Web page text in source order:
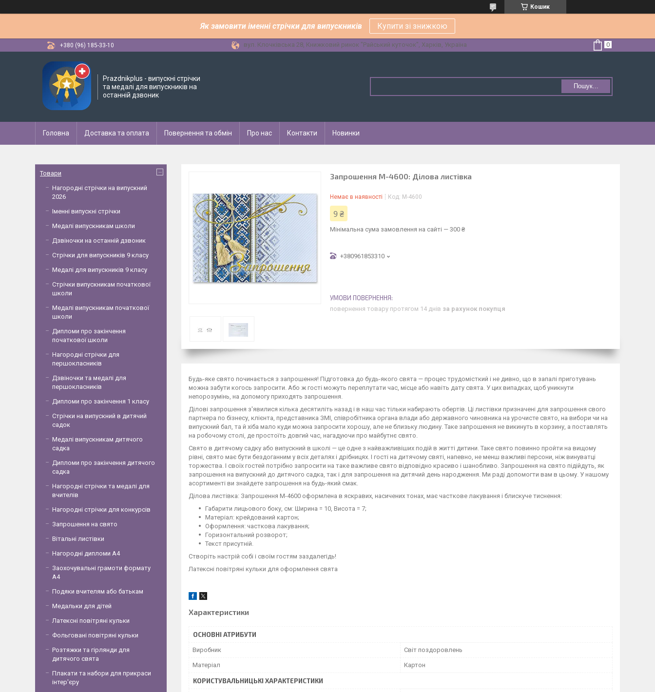
Кошик
Як замовити іменні стрічки для випускників Купити зі знижкою
+380 (96) 185-33-10 вул. Клочківська 28, Книжковий ринок "Райський куточок", Харків, Україна
Рrazdnikplus - випускні стрічки
та медалі для випускників на
останній дзвоник
Пошук...
Головна Доставка та оплата Повернення та обмін Про нас Контакти Новинки
Запрошення M-4600: Ділова листівка
Немає в наявності Код: M-4600
9 ₴
Мінімальна сума замовлення на сайті — 300 ₴
+380961853310
повернення товару протягом 14 днів за рахунок покупця
Будь-яке свято починається з запрошення! Підготовка до будь-якого свята — процес трудомісткий і не дивно, що в запалі приготувань
можна забути когось запросити. Або ж гості можуть переплутати час, місце або навіть дату свята. У цих випадках, щоб уникнути
непорозумінь, на допомогу приходять запрошення.
Ділові запрошення з'явилися кілька десятиліть назад і в наш час тільки набирають обертів. Ці листівки призначені для запрошення свого
партнера по бізнесу, клієнта, представника ЗМІ, співробітника органа влади або державного чиновника на урочисте свято, на вибори чи на
випускний бал, та й хіба мало куди можна запросити хорошу, але не близьку людину. Таке запрошення не викинуть в корзину, а поставлять
на робочому столі, де простоїть довгий час, нагадуючи про майбутнє свято.
Свято в дитячому садку або випускний в школі — це одне з найважливіших подій в житті дитини. Таке свято повинно пройти на вищому
рівні, свято має бути бездоганним у всіх деталях і дрібницях. І гості на дитячому святі, напевно, не менш важливі персони, ніж винуватці
торжества. І своїх гостей потрібно запросити на таке важливе свято відповідно красиво і шанобливо. Запрошення на свято підійдуть, як
запрошення на випускний до дитячого садка, так і для запрошення на дитячий день народження. Ми раді допомогти вам в цьому. У нашому
асортименті ви знайдете запрошення на будь-який смак.
Ділова листівка: Запрошення M-4600 оформлена в яскравих, насичених тонах, має часткове лакування і блискуче тиснення:
Габарити лицьового боку, см: Ширина = 10, Висота = 7;
Матеріал: крейдований картон;
Оформлення: часткова лакування;
Горизонтальний розворот;
Текст присутній.
Створіть настрій собі і своїм гостям заздалегідь!
Латексні повітряні кульки для оформлення свята
Характеристики
ОСНОВНІ АТРИБУТИ
Виробник Світ поздоровлень
Матеріал Картон
КОРИСТУВАЛЬНИЦЬКІ ХАРАКТЕРИСТИКИ
Товари
Нагородні стрічки на випускний
2026
Іменні випускні стрічки
Медалі випускникам школи
Дзвіночки на останній дзвоник
Стрічки для випускників 9 класу
Медалі для випускників 9 класу
Стрічки випускникам початкової
школи
Медалі випускникам початкової
школи
Дипломи про закінчення
початкової школи
Нагородні стрічки для
першокласників
Дзвіночки та медалі для
першокласників
Дипломи про закінчення 1 класу
Стрічки на випускний в дитячий
садок
Медалі випускникам дитячого
садка
Дипломи про закінчення дитячого
садка
Нагородні стрічки та медалі для
вчителів
Нагородні стрічки для конкурсів
Запрошення на свято
Вітальні листівки
Нагородні дипломи А4
Заохочувальні грамоти формату
А4
Подяки вчителям або батькам
Медальки для дітей
Латексні повітряні кульки
Фольговані повітряні кульки
Розтяжки та гірлянди для
дитячого свята
Плакати та набори для прикраси
інтер'єру